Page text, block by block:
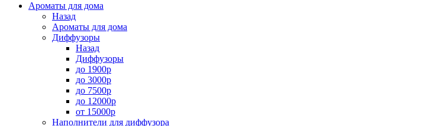
Ароматы для дома
Назад
Ароматы для дома
Диффузоры
Назад
Диффузоры
до 1900р
до 3000р
до 7500р
до 12000р
от 15000р
Наполнители для диффузора